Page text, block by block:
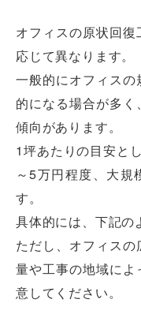
オフィスの原状回
応じて異なります。
一般的にオフィス
的になる場合が多
傾向があります。
1坪あたりの目安と
～5万円程度、大
す。
具体的には、下記の
ただし、オフィス
量や工事の地域に
意してください。